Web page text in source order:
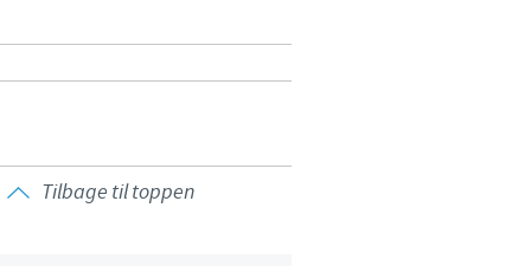
Tilbage til toppen